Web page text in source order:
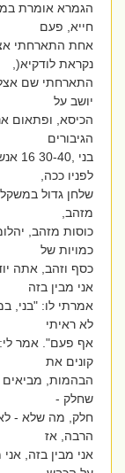
הגמרא אומרת
חייא, פעם
אחת התארחתי אצל
נקראת לודקיא(,
התארחתי שם אצל
יושב על
הגיבורים
בני
לפניו ככה,
מזהב,
כוסות מזהב,
כמויות של
כסף וזהב, אתה
אני מבין בזה
אמרתי לו: "בני,
לא ראיתי
אף פעם". אמר לי:
קונים את
הבהמות, מביאים
שחלק -
חלק, מה שלא - לא.
הרבה, אז
אני מבין בזה, אני